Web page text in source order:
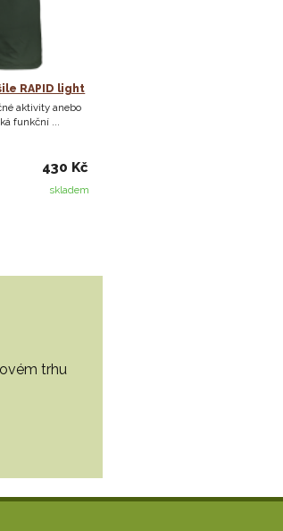
RAPID light
aktivity anebo
funkční ...
430 Kč
skladem
trhu